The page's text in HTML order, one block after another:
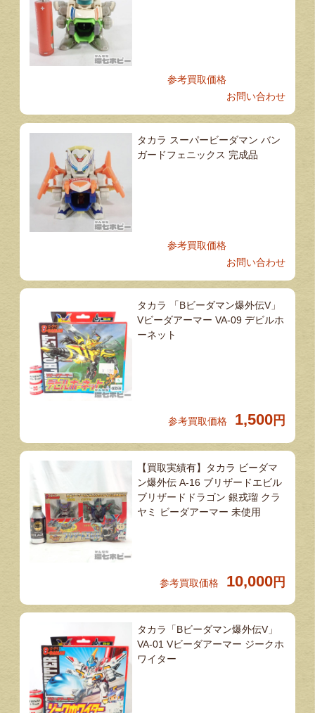
参考買取価格
お問い合わせ
タカラ スーパービーダマン バン
ガードフェニックス 完成品
参考買取価格
お問い合わせ
タカラ 「Bビーダマン爆外伝V」
Vビーダアーマー VA-09 デビルホ
ーネット
参考買取価格 1,500 円
【買取実績有】タカラ ビーダマ
ン爆外伝 A-16 ブリザードエビル
ブリザードドラゴン 銀戎瑠 クラ
ヤミ ビーダアーマー 未使用
参考買取価格 10,000 円
タカラ「Bビーダマン爆外伝V」
VA-01 Vビーダアーマー ジークホ
ワイター